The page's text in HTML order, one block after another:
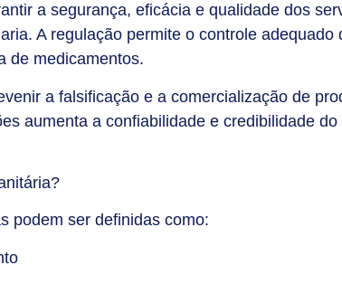
a segurança, eficácia e qualidade dos
A regulação permite o controle adequado
de medicamentos.
a falsificação e a comercialização de
aumenta a confiabilidade e credibilidade
podem ser definidas como: